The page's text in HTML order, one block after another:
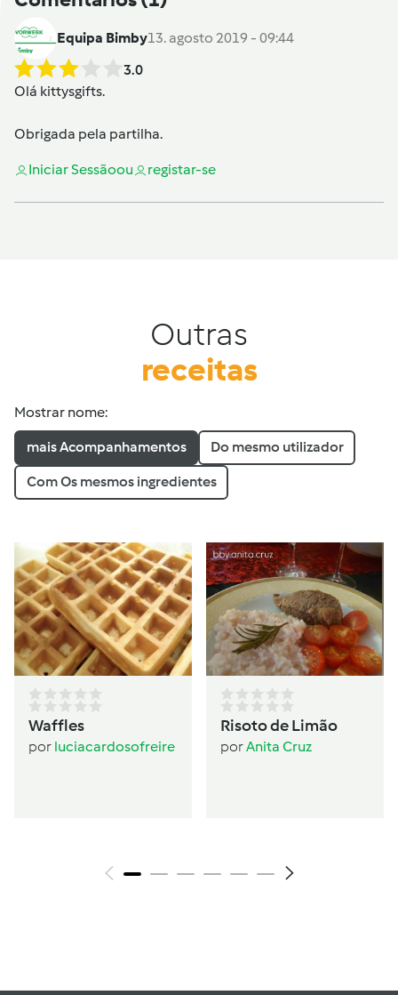
Equipa Bimby13. agosto 2019 - 09:44
3.0
Olá kittysgifts.
Obrigada pela partilha.
Iniciar Sessãoou registar-se
Outras
receitas
Mostrar nome:
mais Acompanhamentos Do mesmo utilizador
Com Os mesmos ingredientes
Waffles
por luciacardosofreire
Risoto de Limão
porAnita Cruz